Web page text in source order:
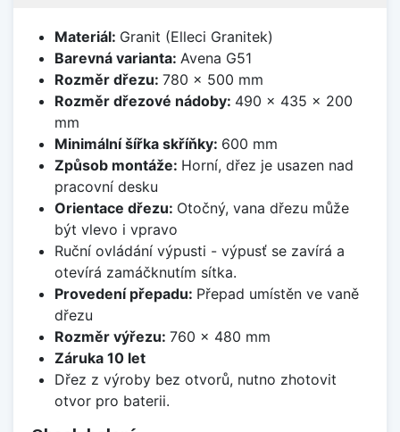
Materiál: Granit (Elleci Granitek)
Barevná varianta: Avena G51
Rozměr dřezu: 780 x 500 mm
Rozměr dřezové nádoby: 490 x 435 x 200
mm
Minimální šířka skříňky: 600 mm
Způsob montáže: Horní, dřez je usazen nad
pracovní desku
Orientace dřezu: Otočný, vana dřezu může
být vlevo i vpravo
Ruční ovládání výpusti - výpusť se zavírá a
otevírá zamáčknutím sítka.
Provedení přepadu: Přepad umístěn ve vaně
dřezu
Rozměr výřezu: 760 x 480 mm
Záruka 10 let
Dřez z výroby bez otvorů, nutno zhotovit
otvor pro baterii.